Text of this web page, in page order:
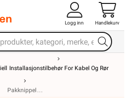
Logg inn Handlekurv
Installasjonstilbehør For Kabel Og Rør
Pakknippel